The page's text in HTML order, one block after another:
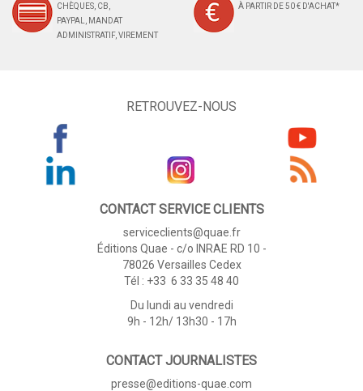
CHÈQUES, CB,
PAYPAL, MANDAT
ADMINISTRATIF, VIREMENT
À PARTIR DE 50 € D'ACHAT*
RETROUVEZ-NOUS
CONTACT SERVICE CLIENTS
serviceclients@quae.fr
Éditions Quae - c/o INRAE RD 10 -
78026 Versailles Cedex
Tél : +33 6 33 35 48 40
Du lundi au vendredi
9h - 12h/ 13h30 - 17h
CONTACT JOURNALISTES
presse@editions-quae.com